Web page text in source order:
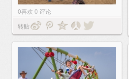
0喜欢 0 评论
转贴